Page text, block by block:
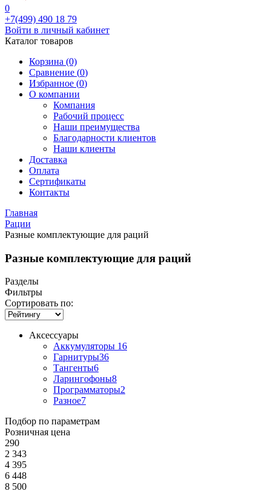
0
+7(499) 490 18 79
Войти в личный кабинет
Каталог товаров
Корзина (0)
Сравнение (0)
Избранное (0)
О компании
Компания
Рабочий процесс
Наши преимущества
Благодарности клиентов
Наши клиенты
Доставка
Оплата
Сертификаты
Контакты
Главная
Рации
Разные комплектующие для раций
Разные комплектующие для раций
Разделы
Фильтры
Сортировать по:
Аксессуары
Аккумуляторы 16
Гарнитуры36
Тангенты6
Ларингофоны8
Программаторы2
Разное7
Подбор по параметрам
Розничная цена
290
2 343
4 395
6 448
8 500